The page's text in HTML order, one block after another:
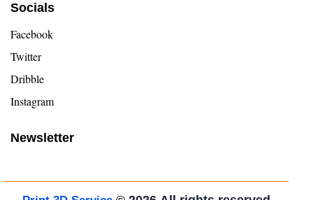
Socials
Facebook
Twitter
Dribble
Instagram
Newsletter